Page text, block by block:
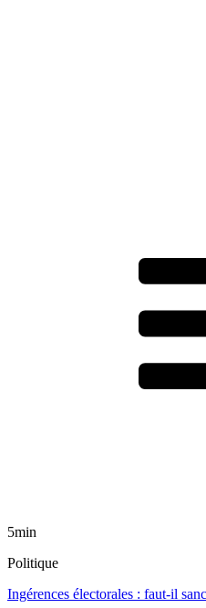
5min
Politique
Ingérences électorales : faut-il